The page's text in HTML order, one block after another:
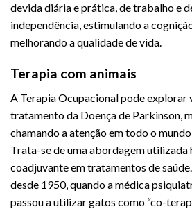
devida diária e prática, de trabalho e
independência, estimulando a
melhorando a qualidade de vida.
Terapia com animais
A Terapia Ocupacional pode explorar
tratamento da Doença de Parkinson,
chamando a atenção em todo o
Trata-se de uma abordagem utilizada
coadjuvante em tratamentos de
desde 1950, quando a médica
passou a utilizar gatos como “co-